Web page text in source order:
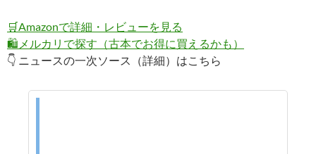
🛒Amazonで詳細・レビューを見る
🛍️ メルカリで探す（古本でお得に買えるかも）
👇 ニュースの一次ソース（詳細）はこちら